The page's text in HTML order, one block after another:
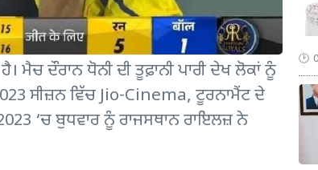
ਮੈਚ ਦੌਰਾਨ ਧੋਨੀ ਦੀ ਤੂਫ਼ਾਨੀ ਪਾਰੀ ਦੇਖ ਲੋਕਾਂ ਨੂੰ
ਸੀਜ਼ਨ ਵਿੱਚ Jio-Cinema, ਟੂਰਨਾਮੈਂਟ ਦੇ
‘ਚ ਬੁਧਵਾਰ ਨੂੰ ਰਾਜਸਥਾਨ ਰਾਇਲਜ਼ ਨੇ